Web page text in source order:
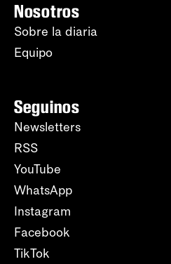
Nosotros
Sobre la diaria
Equipo
Seguinos
Newsletters
RSS
YouTube
WhatsApp
Instagram
Facebook
TikTok